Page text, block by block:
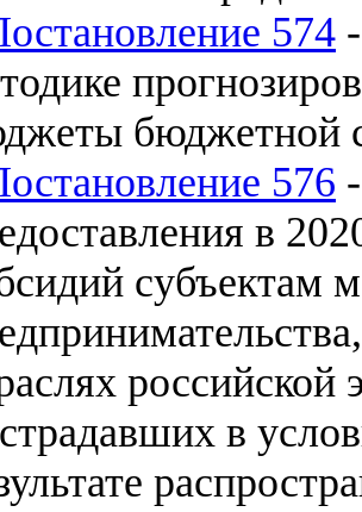
574
бюджетной
576
в
субъектам
в